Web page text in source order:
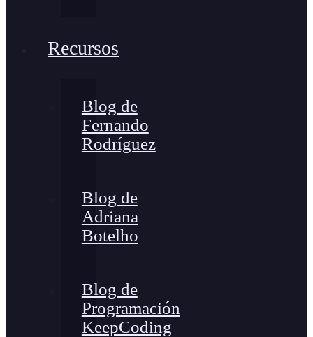
Recursos
Blog de
Fernando
Rodríguez
Blog de
Adriana
Botelho
Blog de
Programación
KeepCoding